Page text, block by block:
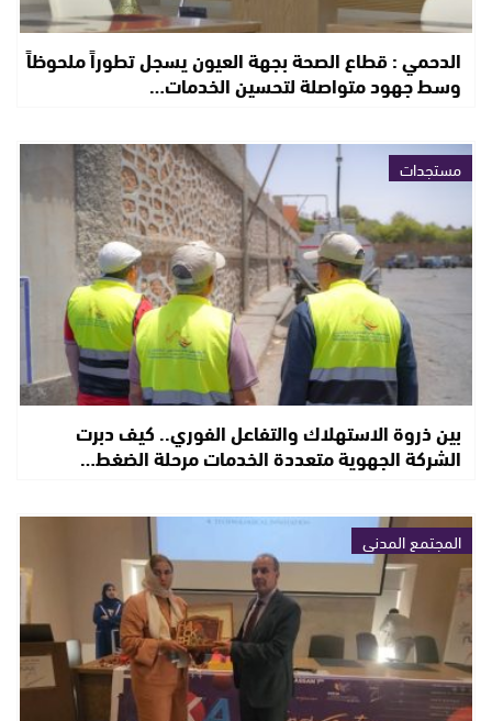
الدحمي : قطاع الصحة بجهة العيون يسجل تطوراً ملحوظاً
وسط جهود متواصلة لتحسين الخدمات…
مستجدات
بين ذروة الاستهلاك والتفاعل الفوري.. كيف دبرت
الشركة الجهوية متعددة الخدمات مرحلة الضغط…
المجتمع المدني